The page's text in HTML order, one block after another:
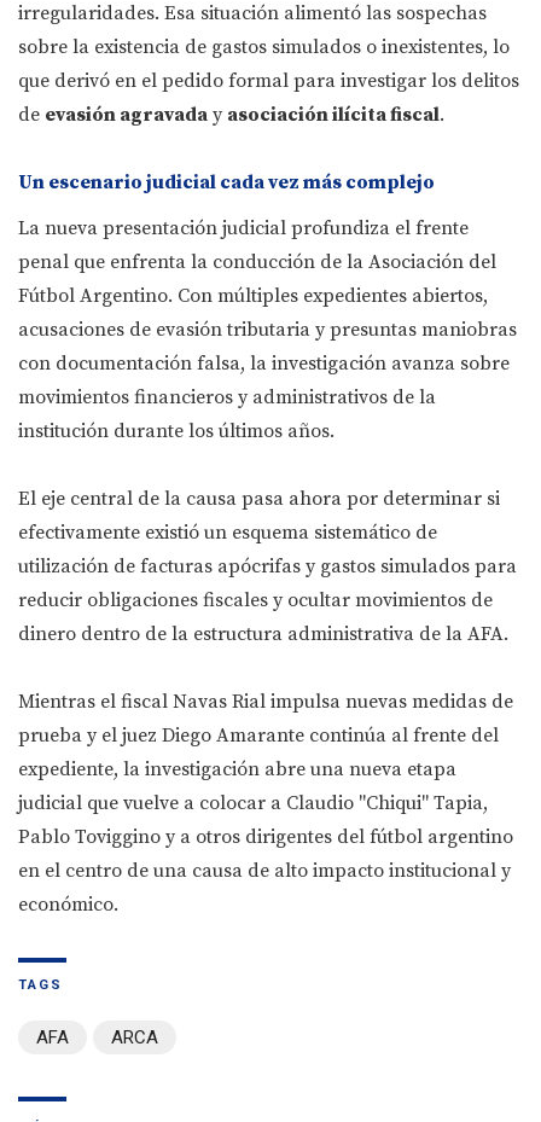
irregularidades. Esa situación alimentó las sospechas
sobre la existencia de gastos simulados o inexistentes, lo
que derivó en el pedido formal para investigar los delitos
de evasión agravada y asociación ilícita fiscal.
Un escenario judicial cada vez más complejo
La nueva presentación judicial profundiza el frente
penal que enfrenta la conducción de la Asociación del
Fútbol Argentino. Con múltiples expedientes abiertos,
acusaciones de evasión tributaria y presuntas maniobras
con documentación falsa, la investigación avanza sobre
movimientos financieros y administrativos de la
institución durante los últimos años.
El eje central de la causa pasa ahora por determinar si
efectivamente existió un esquema sistemático de
utilización de facturas apócrifas y gastos simulados para
reducir obligaciones fiscales y ocultar movimientos de
dinero dentro de la estructura administrativa de la AFA.
Mientras el fiscal Navas Rial impulsa nuevas medidas de
prueba y el juez Diego Amarante continúa al frente del
expediente, la investigación abre una nueva etapa
judicial que vuelve a colocar a Claudio "Chiqui" Tapia,
Pablo Toviggino y a otros dirigentes del fútbol argentino
en el centro de una causa de alto impacto institucional y
económico.
TAGS
AFA ARCA